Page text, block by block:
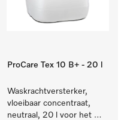
ProCare Tex 10 B+ - 20 l
Waskrachtversterker,
vloeibaar concentraat,
neutraal, 20 l voor het